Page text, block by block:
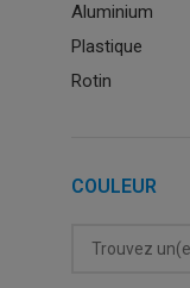
Aluminium
Plastique
Rotin
COULEUR